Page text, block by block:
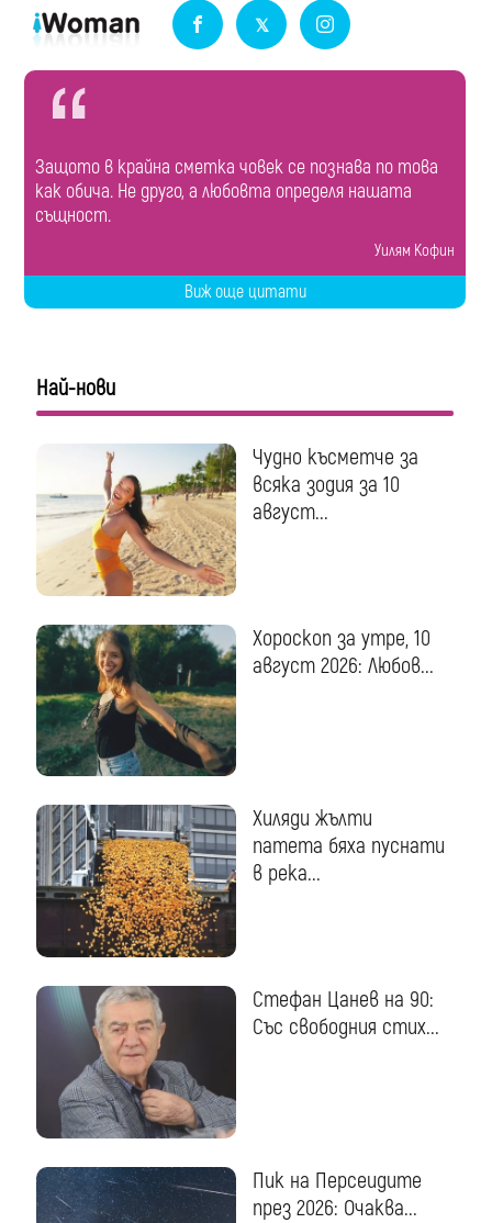
Защото в крайна сметка човек се познава по това
как обича. Не друго, а любовта определя нашата
същност.
Уилям Кофин
Виж още цитати
Най-нови
Чудно късметче за
всяка зодия за 10
август...
Хороскоп за утре, 10
август 2026: Любов...
Хиляди жълти
патета бяха пуснати
в река...
Стефан Цанев на 90:
Със свободния стих...
Пик на Персеидите
през 2026: Очаква...